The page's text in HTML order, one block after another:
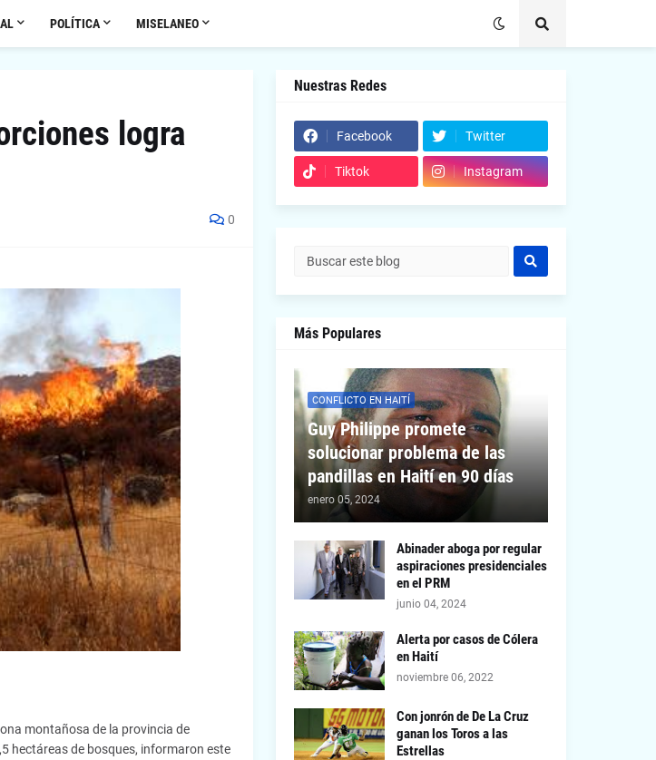
POLÍTICA MISELANEO
logra
0
montañosa de la provincia de
hectáreas de bosques, informaron este
Nuestras Redes
Facebook Twitter
Tiktok Instagram
Más Populares
CONFLICTO EN HAITÍ
Guy Philippe promete
solucionar problema de las
pandillas en Haití en 90 días
enero 05, 2024
Abinader aboga por regular
aspiraciones presidenciales
en el PRM
junio 04, 2024
Alerta por casos de Cólera
en Haití
noviembre 06, 2022
Con jonrón de De La Cruz
ganan los Toros a las
Estrellas